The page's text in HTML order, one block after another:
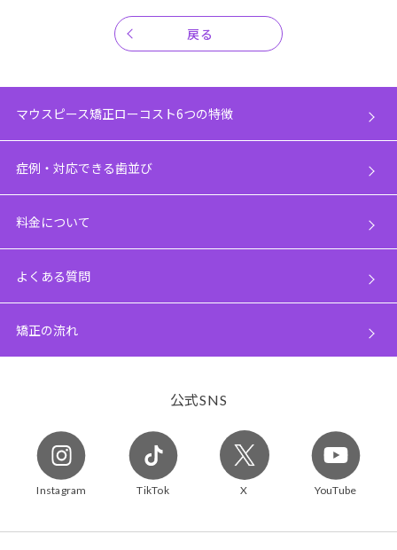
戻る
マウスピース矯正ローコスト6つの特徴
症例・対応できる歯並び
料金について
よくある質問
矯正の流れ
公式SNS
Instagram TikTok X YouTube